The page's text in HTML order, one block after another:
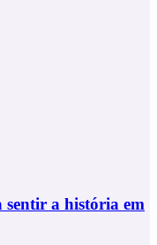
a história em